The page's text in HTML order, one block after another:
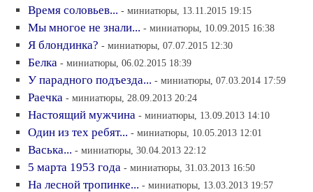
Время соловьев... - миниатюры, 13.11.2015 19:15
Мы многое не знали... - миниатюры, 10.09.2015 16:38
Я блондинка? - миниатюры, 07.07.2015 12:30
Белка - миниатюры, 06.02.2015 18:39
У парадного подъезда... - миниатюры, 07.03.2014 17:59
Раечка - миниатюры, 28.09.2013 20:24
Настоящий мужчина - миниатюры, 13.09.2013 14:10
Один из тех ребят... - миниатюры, 10.05.2013 12:01
Васька... - миниатюры, 30.04.2013 22:12
5 марта 1953 года - миниатюры, 31.03.2013 16:50
На лесной тропинке... - миниатюры, 13.03.2013 19:57